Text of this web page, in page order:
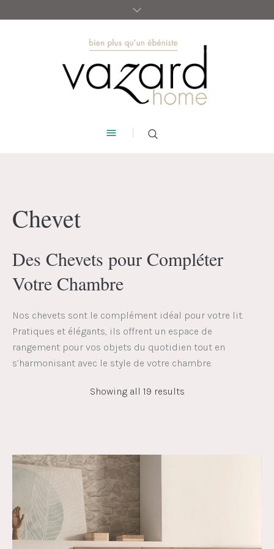
Chevet
Des Chevets pour Compléter
Votre Chambre
Nos chevets sont le complément idéal pour votre lit.
Pratiques et élégants, ils offrent un espace de
rangement pour vos objets du quotidien tout en
s’harmonisant avec le style de votre chambre.
Showing all 19 results